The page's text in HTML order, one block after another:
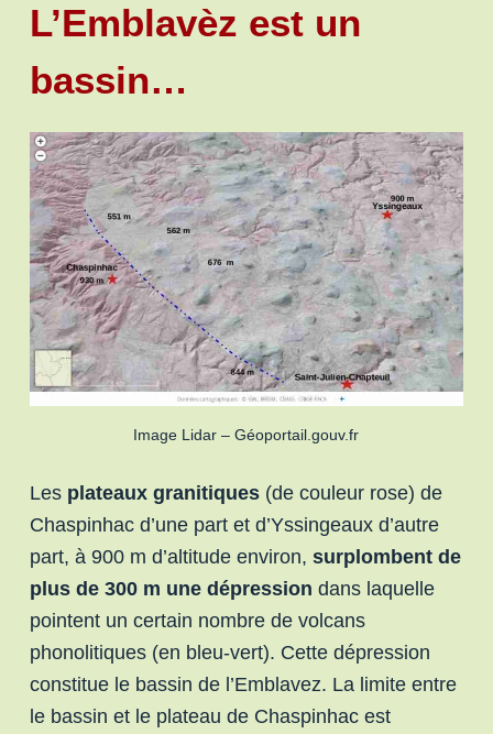
L’Emblavèz est un
bassin…
Image Lidar – Géoportail.gouv.fr
Les plateaux granitiques (de couleur rose) de
Chaspinhac d’une part et d’Yssingeaux d’autre
part, à 900 m d’altitude environ, surplombent de
plus de 300 m une dépression dans laquelle
pointent un certain nombre de volcans
phonolitiques (en bleu-vert). Cette dépression
constitue le bassin de l’Emblavez. La limite entre
le bassin et le plateau de Chaspinhac est